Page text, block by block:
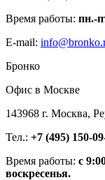
Время работы: пн.-
E-mail:
Бронко
Офис в Москве
143968 г. Москва,
Тел.: +7 (495) 150-
Время работы: с
воскресенья.